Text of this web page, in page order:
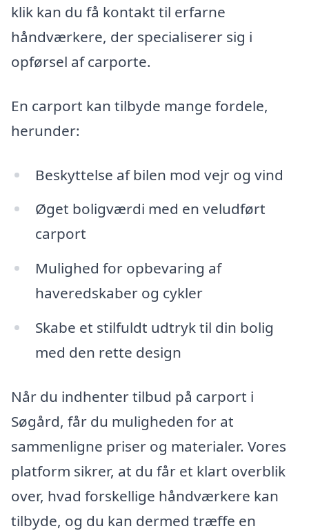
klik kan du få kontakt til erfarne
håndværkere, der specialiserer sig i
opførsel af carporte.
En carport kan tilbyde mange fordele,
herunder:
Beskyttelse af bilen mod vejr og vind
Øget boligværdi med en veludført
carport
Mulighed for opbevaring af
haveredskaber og cykler
Skabe et stilfuldt udtryk til din bolig
med den rette design
Når du indhenter tilbud på carport i
Søgård, får du muligheden for at
sammenligne priser og materialer. Vores
platform sikrer, at du får et klart overblik
over, hvad forskellige håndværkere kan
tilbyde, og du kan dermed træffe en